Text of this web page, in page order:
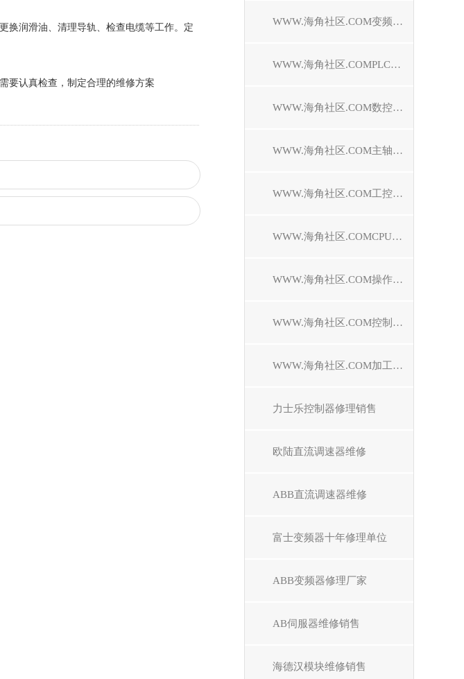
滑油、清理导轨、检查电缆等工作。定
要认真检查，制定合理的维修方案
WWW.海角社区.COM变频器维修
WWW.海角社区.COMPLC模块维修
WWW.海角社区.COM数控系统维修
WWW.海角社区.COM主轴电机维修
WWW.海角社区.COM工控机维修
WWW.海角社区.COMCPU模块维修中心
WWW.海角社区.COM操作面板维修
WWW.海角社区.COM控制器维修
WWW.海角社区.COM加工中心维修
力士乐控制器修理销售
欧陆直流调速器维修
ABB直流调速器维修
富士变频器十年修理单位
ABB变频器修理厂家
AB伺服器维修销售
海德汉模块维修销售